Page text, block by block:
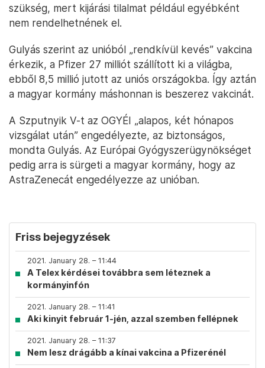
szükség, mert kijárási tilalmat például egyébként
nem rendelhetnének el.
Gulyás szerint az unióból „rendkívül kevés” vakcina
érkezik, a Pfizer 27 milliót szállított ki a világba,
ebből 8,5 millió jutott az uniós országokba. Így aztán
a magyar kormány máshonnan is beszerez vakcinát.
A Szputnyik V-t az OGYÉI „alapos, két hónapos
vizsgálat után” engedélyezte, az biztonságos,
mondta Gulyás. Az Európai Gyógyszerügynökséget
pedig arra is sürgeti a magyar kormány, hogy az
AstraZenecát engedélyezze az unióban.
Friss bejegyzések
2021. January 28. – 11:44
A Telex kérdései továbbra sem léteznek a
kormányinfón
2021. January 28. – 11:41
Aki kinyit február 1-jén, azzal szemben fellépnek
2021. January 28. – 11:37
Nem lesz drágább a kínai vakcina a Pfizerénél